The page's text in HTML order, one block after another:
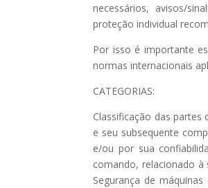
necessários, avisos/
proteção individual
Por isso é importante
normas internacionais
CATEGORIAS:
Classificação das
e seu subsequente
e/ou por sua
comando, relacionado à
Segurança de